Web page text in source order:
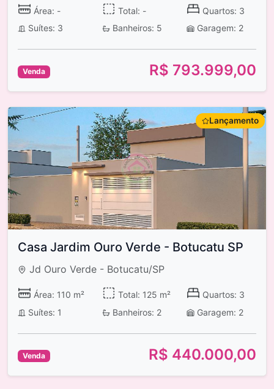
Área: - Total: -
Quartos: 3
Suítes: 3
Banheiros: 5 Garagem: 2
Venda R$ 793.999,00
Lançamento
Casa Jardim Ouro Verde - Botucatu SP
Jd Ouro Verde - Botucatu/SP
Área: 110 m² Total: 125 m²
Quartos: 3
Suítes: 1
Banheiros: 2 Garagem: 2
Venda R$ 440.000,00